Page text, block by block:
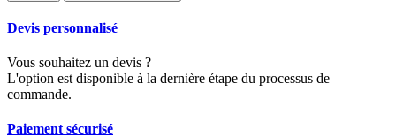
Devis personnalisé
Vous souhaitez un devis ?
L'option est disponible à la dernière étape du processus de
commande.
Paiement sécurisé